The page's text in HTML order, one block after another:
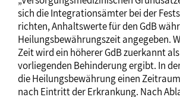
sich die Integrationsämter bei der
richten, Anhaltswerte für den GdB
Heilungsbewährungszeit angegeben.
Zeit wird ein höherer GdB zuerkannt
vorliegenden Behinderung ergibt. In
die Heilungsbewährung einen
nach Eintritt der Erkrankung. Nach